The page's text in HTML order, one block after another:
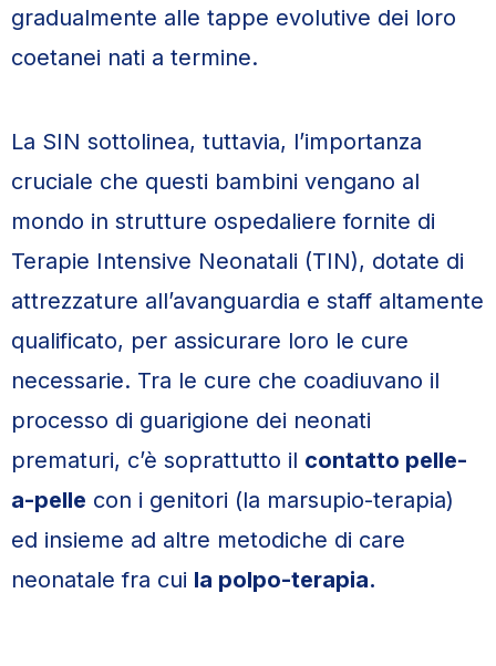
gradualmente alle tappe evolutive dei loro
coetanei nati a termine.
La SIN sottolinea, tuttavia, l’importanza
cruciale che questi bambini vengano al
mondo in strutture ospedaliere fornite di
Terapie Intensive Neonatali (TIN), dotate di
attrezzature all’avanguardia e staff altamente
qualificato, per assicurare loro le cure
necessarie. Tra le cure che coadiuvano il
processo di guarigione dei neonati
prematuri, c’è soprattutto il contatto pelle-
a-pelle con i genitori (la marsupio-terapia)
ed insieme ad altre metodiche di care
neonatale fra cui la polpo-terapia.